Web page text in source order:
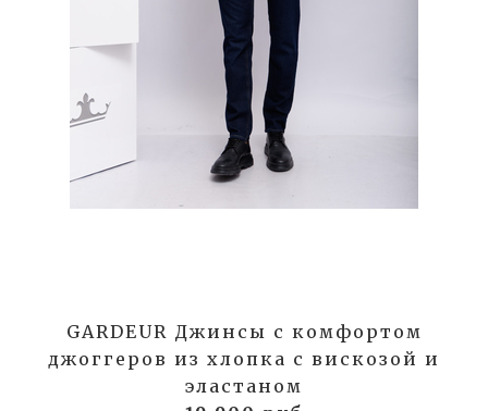
GARDEUR Джинсы с комфортом
джоггеров из хлопка с вискозой и
эластаном